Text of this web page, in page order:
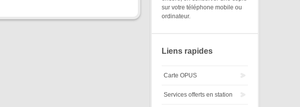
sur votre téléphone mobile ou
ordinateur.
Liens rapides
Carte OPUS
Services offerts en station